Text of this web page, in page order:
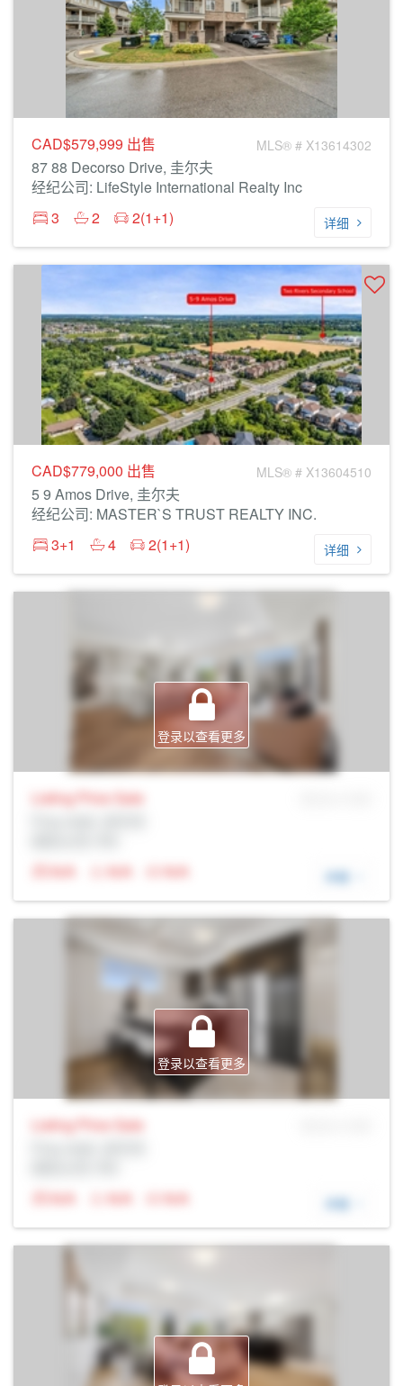
CAD$579,999 出售 MLS® # X13614302
87 88 Decorso Drive, 圭尔夫
经纪公司: LifeStyle International Realty Inc
3
2 2(1+1) 详细
CAD$779,000 出售 MLS® # X13604510
5 9 Amos Drive, 圭尔夫
经纪公司: MASTER`S TRUST REALTY INC.
3+1
4 2(1+1) 详细
登录以查看更多
Listing Price Sale
N/A
N/A N/A 详细
登录以查看更多
Listing Price Sale
N/A
N/A N/A 详细